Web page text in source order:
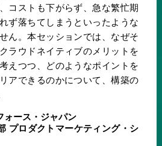
コストも下がらず、急な繁忙期
ず落ちてしまうといったような
ん。本セッションでは、なぜそ
ラウドネイティブのメリットを
えつつ、どのようなポイントを
アできるのかについて、構築の
ォース・ジャパン
プロダクトマーケティング・シ